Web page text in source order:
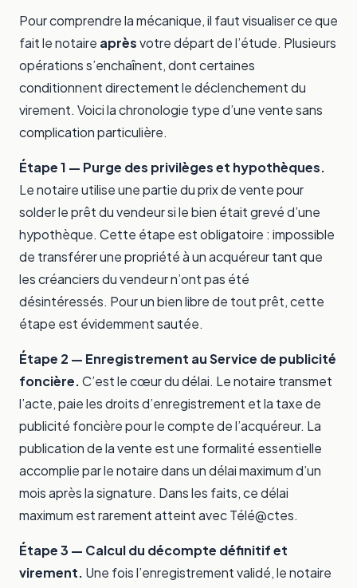
Pour comprendre la mécanique, il faut visualiser ce que
fait le notaire aprèsvotre départ de l’étude. Plusieurs
opérations s’enchaînent, dont certaines
conditionnent directement le déclenchement du
virement. Voici la chronologie type d’une vente sans
complication particulière.
Étape 1 — Purge des privilèges et hypothèques.
Le notaire utilise une partie du prix de vente pour
solder le prêt du vendeur si le bien était grevé d’une
hypothèque. Cette étape est obligatoire : impossible
de transférer une propriété à un acquéreur tant que
les créanciers du vendeur n’ont pas été
désintéressés. Pour un bien libre de tout prêt, cette
étape est évidemment sautée.
Étape 2 — Enregistrement au Service de publicité
foncière.C’est le cœur du délai. Le notaire transmet
l’acte, paie les droits d’enregistrement et la taxe de
publicité foncière pour le compte de l’acquéreur. La
publication de la vente est une formalité essentielle
accomplie par le notaire dans un délai maximum d’un
mois après la signature. Dans les faits, ce délai
maximum est rarement atteint avec Télé@ctes.
Étape 3 — Calcul du décompte définitif et
virement. Une fois l’enregistrement validé, le notaire